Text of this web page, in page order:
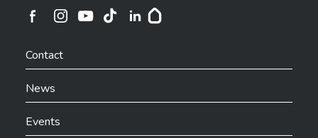
Ville de Differdange sur Instagram
Contact
News
Events